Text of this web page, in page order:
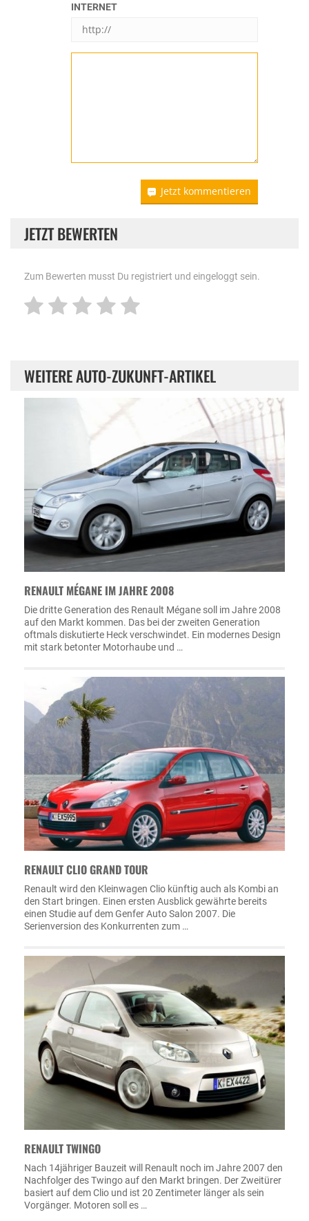
INTERNET
Jetzt kommentieren
JETZT BEWERTEN
Zum Bewerten musst Du registriert und eingeloggt sein.
WEITERE AUTO-ZUKUNFT-ARTIKEL
RENAULT MÉGANE IM JAHRE 2008
Die dritte Generation des Renault Mégane soll im Jahre 2008
auf den Markt kommen. Das bei der zweiten Generation
oftmals diskutierte Heck verschwindet. Ein modernes Design
mit stark betonter Motorhaube und …
RENAULT CLIO GRAND TOUR
Renault wird den Kleinwagen Clio künftig auch als Kombi an
den Start bringen. Einen ersten Ausblick gewährte bereits
einen Studie auf dem Genfer Auto Salon 2007. Die
Serienversion des Konkurrenten zum …
RENAULT TWINGO
Nach 14jähriger Bauzeit will Renault noch im Jahre 2007 den
Nachfolger des Twingo auf den Markt bringen. Der Zweitürer
basiert auf dem Clio und ist 20 Zentimeter länger als sein
Vorgänger. Motoren soll es …